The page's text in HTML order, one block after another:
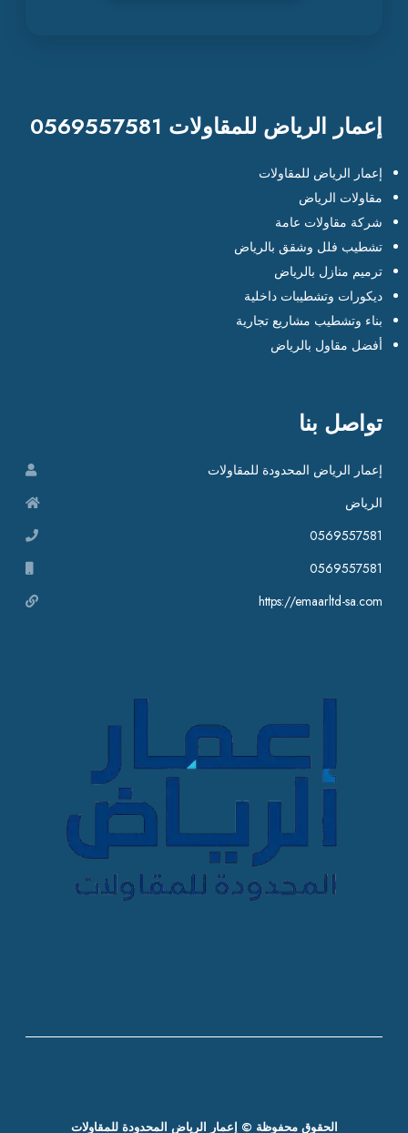
إعمار الرياض للمقاولات 0569557581
إعمار الرياض للمقاولات
مقاولات الرياض
شركة مقاولات عامة
تشطيب فلل وشقق بالرياض
ترميم منازل بالرياض
ديكورات وتشطيبات داخلية
بناء وتشطيب مشاريع تجارية
أفضل مقاول بالرياض
تواصل بنا
إعمار الرياض المحدودة للمقاولات
الرياض
0569557581
0569557581
https://emaarltd-sa.com
الحقوق محفوظة © إعمار الرياض المحدودة للمقاولات